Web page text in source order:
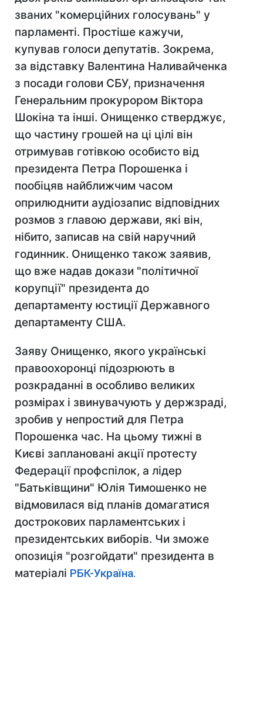
званих "комерційних голосувань" у
парламенті. Простіше кажучи,
купував голоси депутатів. Зокрема,
за відставку Валентина Наливайченка
з посади голови СБУ, призначення
Генеральним прокурором Віктора
Шокіна та інші. Онищенко стверджує,
що частину грошей на ці цілі він
отримував готівкою особисто від
президента Петра Порошенка і
пообіцяв найближчим часом
оприлюднити аудіозапис відповідних
розмов з главою держави, які він,
нібито, записав на свій наручний
годинник. Онищенко також заявив,
що вже надав докази "політичної
корупції" президента до
департаменту юстиції Державного
департаменту США.
Заяву Онищенко, якого українські
правоохоронці підозрюють в
розкраданні в особливо великих
розмірах і звинувачують у держзраді,
зробив у непростий для Петра
Порошенка час. На цьому тижні в
Києві заплановані акції протесту
Федерації профспілок, а лідер
"Батьківщини" Юлія Тимошенко не
відмовилася від планів домагатися
дострокових парламентських і
президентських виборів. Чи зможе
опозиція "розгойдати" президента в
матеріалі РБК-Україна.